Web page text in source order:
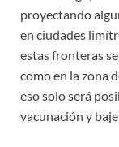
proyectando
en ciudades
estas fronteras
como en la zona
eso solo será
vacunación y